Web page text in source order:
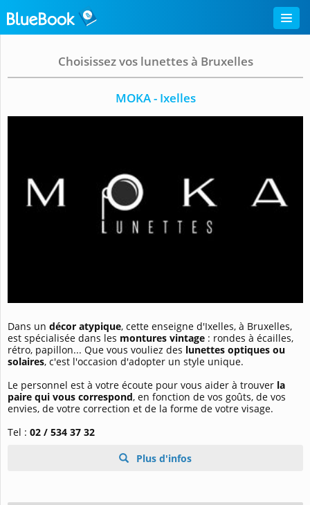
Choisissez vos lunettes à Bruxelles
MOKA - Ixelles
Dans un décor atypique, cette enseigne d'Ixelles, à Bruxelles,
est spécialisée dans les montures vintage : rondes à écailles,
rétro, papillon... Que vous vouliez des lunettes optiques ou
solaires, c'est l'occasion d'adopter un style unique.
Le personnel est à votre écoute pour vous aider à trouver la
paire qui vous correspond, en fonction de vos goûts, de vos
envies, de votre correction et de la forme de votre visage.
Tel : 02 / 534 37 32
Plus d'infos